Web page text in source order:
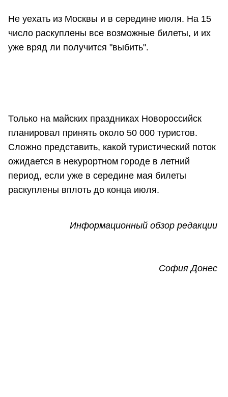
Не уехать из Москвы и в середине июля. На 15
число раскуплены все возможные билеты, и их
уже вряд ли получится "выбить".
Только на майских праздниках Новороссийск
планировал принять около 50 000 туристов.
Сложно представить, какой туристический поток
ожидается в некурортном городе в летний
период, если уже в середине мая билеты
раскуплены вплоть до конца июля.
Информационный обзор редакции
София Донес